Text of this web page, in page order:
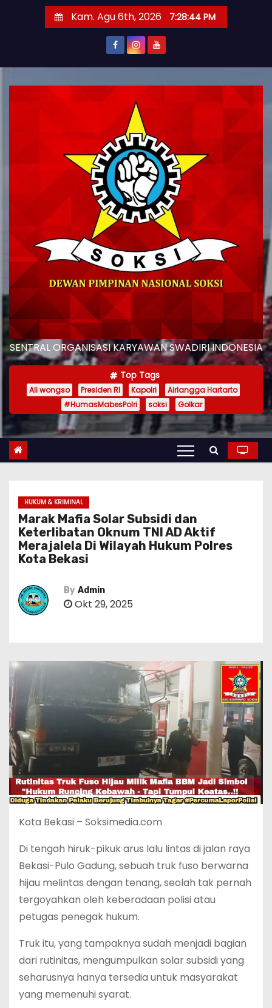
Kam. Agu 6th, 2026 7:28:45 PM
SENTRAL ORGANISASI KARYAWAN SWADIRI INDONESIA
Top Tags
Ali wongso Presiden RI Kapolri
Airlangga Hartarto
#HumasMabesPolri
soksi Golkar
HUKUM & KRIMINAL
Marak Mafia Solar Subsidi dan
Keterlibatan Oknum TNI AD Aktif
Merajalela Di Wilayah Hukum Polres
Kota Bekasi
By Admin
Okt 29, 2025
Kota Bekasi – Soksimedia.com
Di tengah hiruk-pikuk arus lalu lintas di jalan raya
Bekasi-Pulo Gadung, sebuah truk fuso berwarna
hijau melintas dengan tenang, seolah tak pernah
tergoyahkan oleh keberadaan polisi atau
petugas penegak hukum.
Truk itu, yang tampaknya sudah menjadi bagian
dari rutinitas, mengumpulkan solar subsidi yang
seharusnya hanya tersedia untuk masyarakat
yang memenuhi syarat.